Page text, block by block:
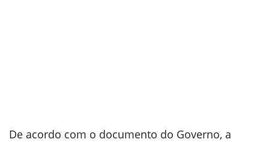
De acordo com o documento do Governo, a